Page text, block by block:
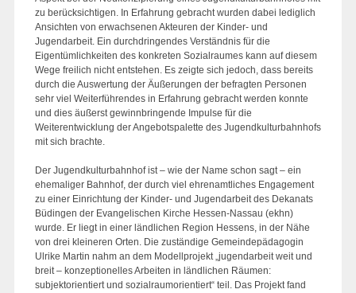
zu berücksichtigen. In Erfahrung gebracht wurden dabei lediglich
Ansichten von erwachsenen Akteuren der Kinder- und
Jugendarbeit. Ein durchdringendes Verständnis für die
Eigentümlichkeiten des konkreten Sozialraumes kann auf diesem
Wege freilich nicht entstehen. Es zeigte sich jedoch, dass bereits
durch die Auswertung der Äußerungen der befragten Personen
sehr viel Weiterführendes in Erfahrung gebracht werden konnte
und dies äußerst gewinnbringende Impulse für die
Weiterentwicklung der Angebotspalette des Jugendkulturbahnhofs
mit sich brachte.
Der Jugendkulturbahnhof ist – wie der Name schon sagt – ein
ehemaliger Bahnhof, der durch viel ehrenamtliches Engagement
zu einer Einrichtung der Kinder- und Jugendarbeit des Dekanats
Büdingen der Evangelischen Kirche Hessen-Nassau (ekhn)
wurde. Er liegt in einer ländlichen Region Hessens, in der Nähe
von drei kleineren Orten. Die zuständige Gemeindepädagogin
Ulrike Martin nahm an dem Modellprojekt „jugendarbeit weit und
breit – konzeptionelles Arbeiten in ländlichen Räumen:
subjektorientiert und sozialraumorientiert“ teil. Das Projekt fand